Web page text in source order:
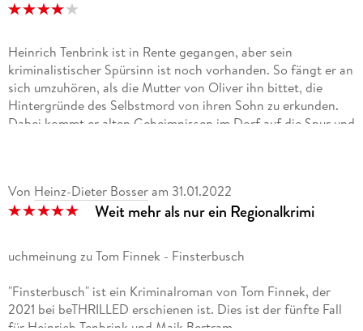
Heinrich Tenbrink ist in Rente gegangen, aber sein
kriminalistischer Spürsinn ist noch vorhanden. So fängt er an
sich umzuhören, als die Mutter von Oliver ihn bittet, die
Hintergründe des Selbstmord von ihren Sohn zu erkunden.
Dabei kommt er alten Geheimnissen im Dorf auf die Spur und
gemeinsam um die Betreuung von Maiks Tochter Ella. Die
Krimihandlung wird stetig vorangetrieben, aber die
liebevollen Beschreibung der Personen und des Dorflebens.
Der Fall wird aber plausibel aufgelöst.Da ich die Reihe von
Anfang an verfolge, ist das Buch wie nachhause kommen.
Weitere Bücher werde ich auf alle lesen.
Von Heinz-Dieter Bosser am 31.01.2022
Weit mehr als nur ein Regionalkrimi
uchmeinung zu Tom Finnek - Finsterbusch
"Finsterbusch" ist ein Kriminalroman von Tom Finnek, der
2021 bei beTHRILLED erschienen ist. Dies ist der fünfte Fall
für Heinrich Tenbrink und Maik Bertram.